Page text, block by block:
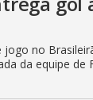
jogo no
da equipe de